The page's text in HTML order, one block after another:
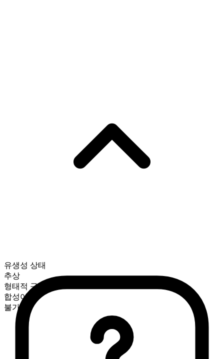
유생성 상태
추상
형태적 구성
합성어
불가산